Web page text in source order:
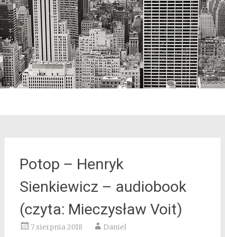
Potop – Henryk
Sienkiewicz – audiobook
(czyta: Mieczysław Voit)
7 sierpnia 2018 Daniel